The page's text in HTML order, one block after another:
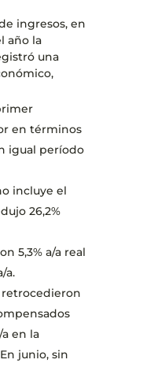
ingresos, en
año la
una
en términos
igual período
incluye el
26,2%
5,3% a/a real
a.
retrocedieron
en la
junio, sin